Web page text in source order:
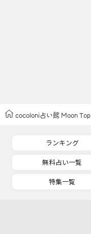
cocoloni占い館 Moon Top
ランキング
無料占い一覧
特集一覧